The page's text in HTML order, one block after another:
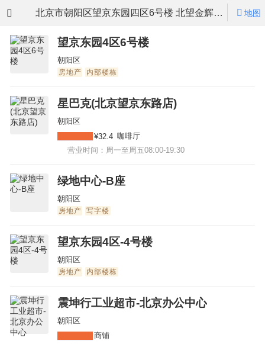
北京市朝阳区望京东园四区6号楼 北望金辉大厦 地图
望京东园4区6号楼
朝阳区
房地产 内部楼栋
星巴克(北京望京东路店)
朝阳区
¥32.4 咖啡厅
营业时间：周一至周五08:00-19:30
绿地中心-B座
朝阳区
房地产 写字楼
望京东园4区-4号楼
朝阳区
房地产 内部楼栋
震坤行工业超市-北京办公中心
朝阳区
商铺